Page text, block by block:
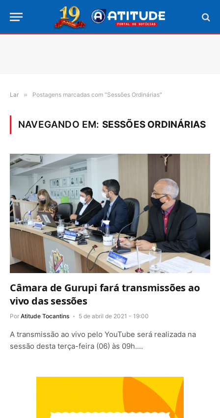
Lar » Postagens marcadas com "Sessões Ordinárias"
NAVEGANDO EM: SESSÕES ORDINÁRIAS
Câmara de Gurupi fará transmissões ao
vivo das sessões
Por Atitude Tocantins 5 de abril de 2021 - 19:00
A transmissão ao vivo pelo YouTube será realizada na
sessão desta terça-feira (06) às 09h.…